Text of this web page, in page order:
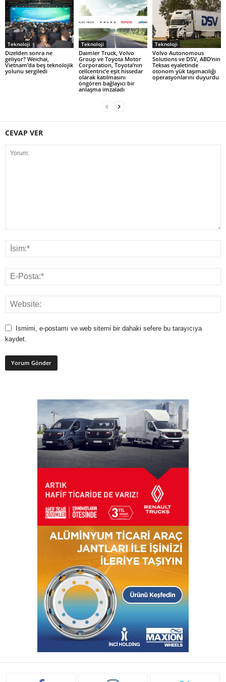
Teknoloji
Dizelden sonra ne
geliyor? Weichai,
Vietnam’da beş teknolojik
yolunu sergiledi
Teknoloji
Daimler Truck, Volvo
Group ve Toyota Motor
Corporation, Toyota’nın
cellcentric’e eşit hissedar
olarak katılmasını
öngören bağlayıcı bir
anlaşma imzaladı
Teknoloji
Volvo Autonomous
Solutions ve DSV, ABD’nin
Teksas eyaletinde
otonom yük taşımacılığı
operasyonlarını duyurdu
CEVAP VER
Ismimi, e-postamı ve web sitemi bir dahaki sefere bu tarayıcıya
kaydet.